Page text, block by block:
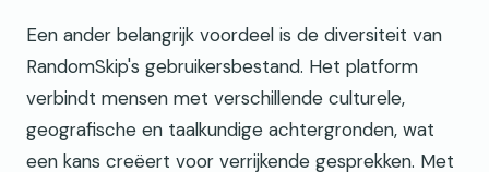
Een ander belangrijk voordeel is de diversiteit van
RandomSkip's gebruikersbestand. Het platform
verbindt mensen met verschillende culturele,
geografische en taalkundige achtergronden, wat
een kans creëert voor verrijkende gesprekken. Met